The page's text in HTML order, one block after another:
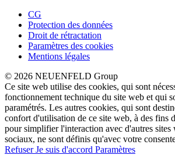
CG
Protection des données
Droit de rétractation
Paramètres des cookies
Mentions légales
© 2026 NEUENFELD Group
Ce site web utilise des cookies, qui sont
fonctionnement technique du site web et qui
paramétrés. Les autres cookies, qui sont
confort d'utilisation de ce site web, à des fins
pour simplifier l'interaction avec d'autres sites
sociaux, ne sont définis qu'avec votre
RefuserJe suis d'accord Paramètres